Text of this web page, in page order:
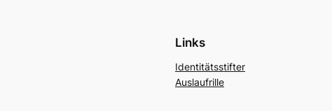
Links
Identitätsstifter
Auslaufrille